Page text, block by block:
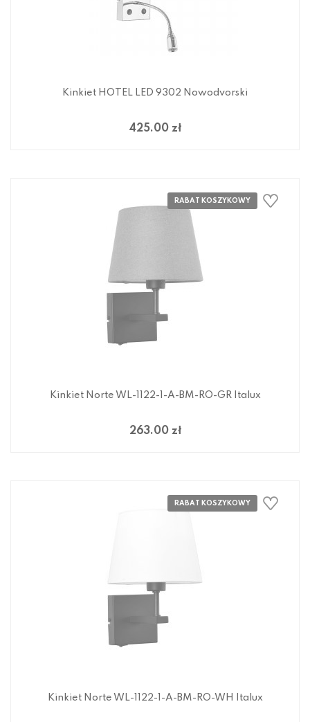
Kinkiet HOTEL LED 9302 Nowodvorski
425.00 zł
Kinkiet Norte WL-1122-1-A-BM-RO-GR Italux
263.00 zł
Kinkiet Norte WL-1122-1-A-BM-RO-WH Italux